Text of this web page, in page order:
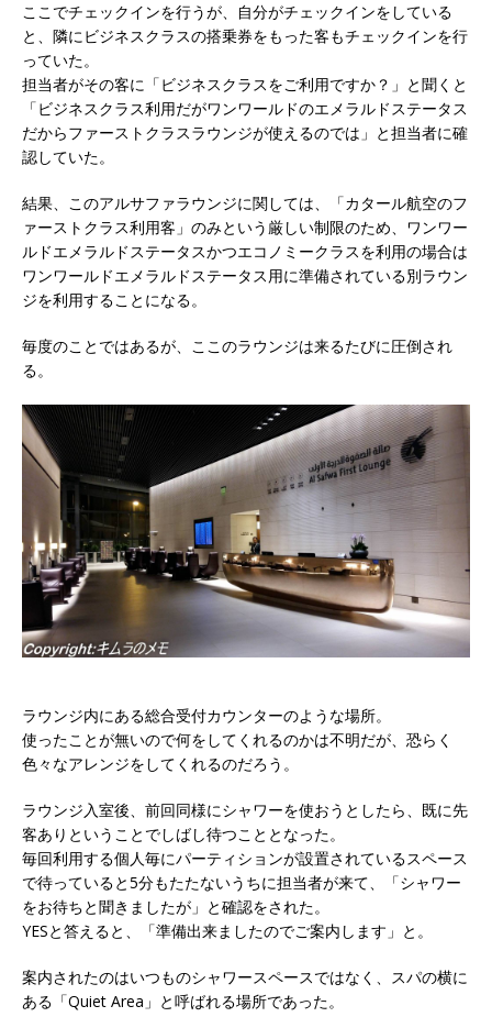
ここでチェックインを行うが、自分がチェックインをしている
と、隣にビジネスクラスの搭乗券をもった客もチェックインを行
っていた。
担当者がその客に「ビジネスクラスをご利用ですか？」と聞くと
「ビジネスクラス利用だがワンワールドのエメラルドステータス
だからファーストクラスラウンジが使えるのでは」と担当者に確
認していた。
結果、このアルサファラウンジに関しては、「カタール航空のフ
ァーストクラス利用客」のみという厳しい制限のため、ワンワー
ルドエメラルドステータスかつエコノミークラスを利用の場合は
ワンワールドエメラルドステータス用に準備されている別ラウン
ジを利用することになる。
毎度のことではあるが、ここのラウンジは来るたびに圧倒され
る。
ラウンジ内にある総合受付カウンターのような場所。
使ったことが無いので何をしてくれるのかは不明だが、恐らく
色々なアレンジをしてくれるのだろう。
ラウンジ入室後、前回同様にシャワーを使おうとしたら、既に先
客ありということでしばし待つこととなった。
毎回利用する個人毎にパーティションが設置されているスペース
で待っていると5分もたたないうちに担当者が来て、「シャワー
をお待ちと聞きましたが」と確認をされた。
YESと答えると、「準備出来ましたのでご案内します」と。
案内されたのはいつものシャワースペースではなく、スパの横に
ある「Quiet Area」と呼ばれる場所であった。